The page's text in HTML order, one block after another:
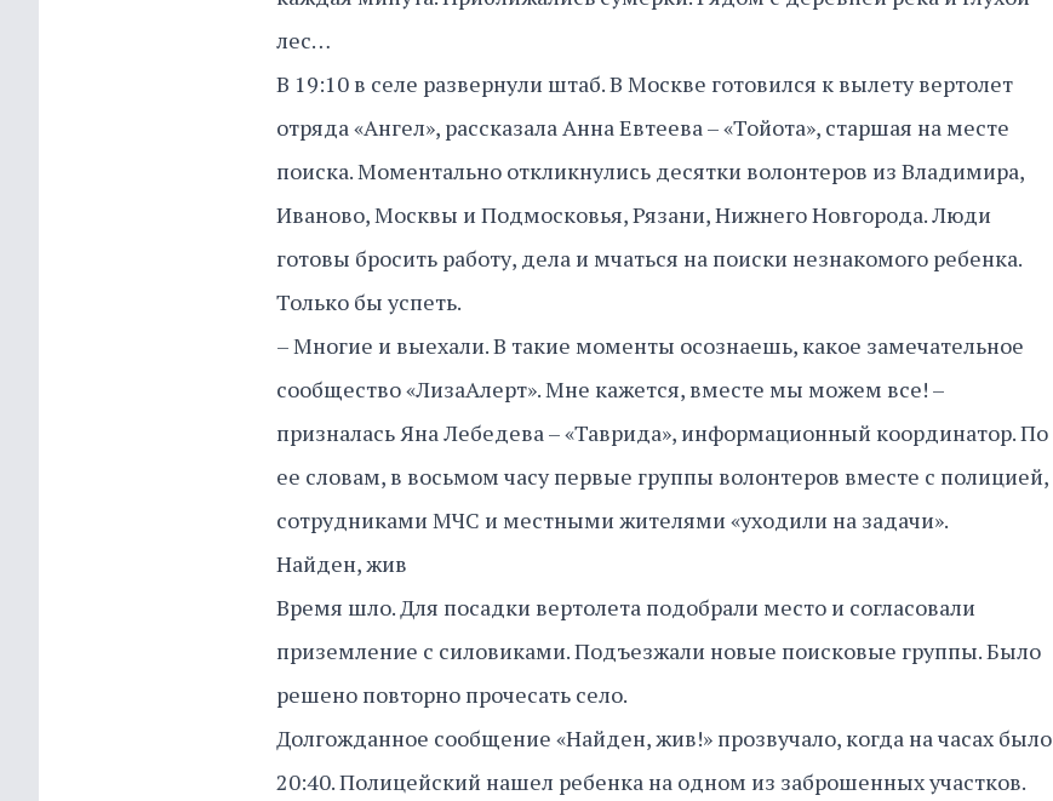
лес…
В 19:10 в селе развернули штаб. В Москве готовился к вылету вертолет
отряда «Ангел», рассказала Анна Евтеева – «Тойота», старшая на месте
поиска. Моментально откликнулись десятки волонтеров из Владимира,
Иваново, Москвы и Подмосковья, Рязани, Нижнего Новгорода. Люди
готовы бросить работу, дела и мчаться на поиски незнакомого ребенка.
Только бы успеть.
– Многие и выехали. В такие моменты осознаешь, какое замечательное
сообщество «ЛизаАлерт». Мне кажется, вместе мы можем все! –
призналась Яна Лебедева – «Таврида», информационный координатор. По
ее словам, в восьмом часу первые группы волонтеров вместе с полицией,
сотрудниками МЧС и местными жителями «уходили на задачи».
Найден, жив
Время шло. Для посадки вертолета подобрали место и согласовали
приземление с силовиками. Подъезжали новые поисковые группы. Было
решено повторно прочесать село.
Долгожданное сообщение «Найден, жив!» прозвучало, когда на часах было
20:40. Полицейский нашел ребенка на одном из заброшенных участков.